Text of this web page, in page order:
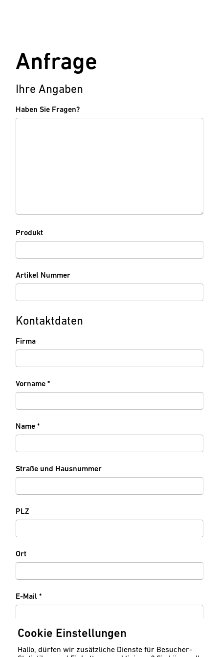
Anfrage
Ihre Angaben
Haben Sie Fragen?
Produkt
Artikel Nummer
Kontaktdaten
Firma
P
f
i
h
t
f
l
d
Vorname *
P
f
i
h
t
f
l
d
Name *
Straße und Hausnummer
PLZ
Ort
P
f
c
E-Mail *
Telefon
Cookie Einstellungen
Hallo, dürfen wir zusätzliche Dienste für Besucher-